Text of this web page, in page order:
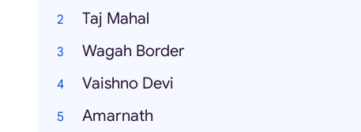
Taj Mahal
Wagah Border
Vaishno Devi
Amarnath